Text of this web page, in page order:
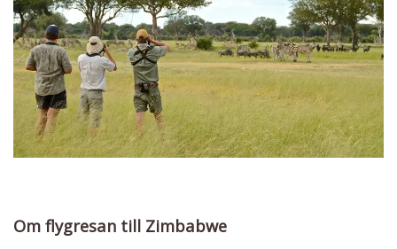
Om flygresan till Zimbabwe